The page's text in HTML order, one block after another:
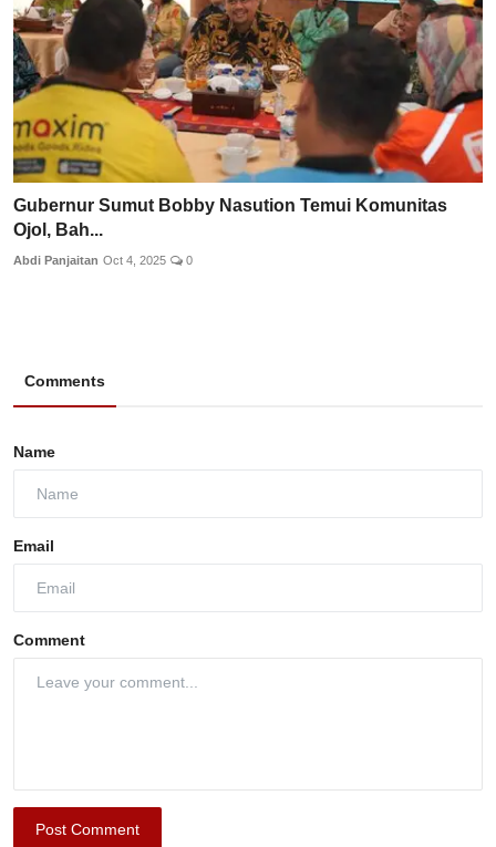
Gubernur Sumut Bobby Nasution Temui Komunitas
Ojol, Bah...
Abdi Panjaitan Oct 4, 2025 0
Comments
Name
Email
Comment
Post Comment